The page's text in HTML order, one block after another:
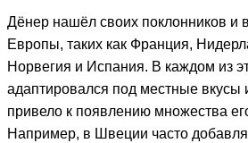
Дёнер нашёл своих поклонников и
Европы, таких как Франция,
Норвегия и Испания. В каждом из
адаптировался под местные вкусы
привело к появлению множества
Например, в Швеции часто